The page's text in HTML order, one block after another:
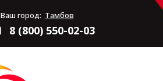
Ваш город: Тамбов
8 (800) 550-02-03